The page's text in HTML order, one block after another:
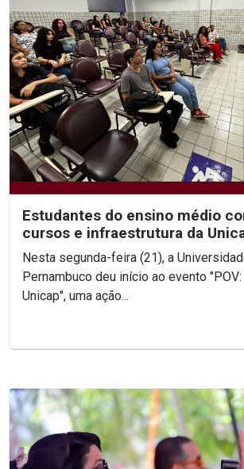
Estudantes do ensino médio
cursos e infraestrutura da
Nesta segunda-feira (21), a
Pernambuco deu início ao evento
Unicap", uma ação...